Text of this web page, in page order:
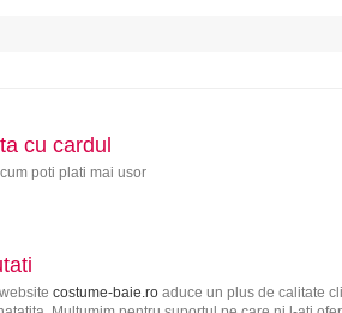
cu cardul
poti plati mai usor
costume-baie.roaduce un plus de calitate